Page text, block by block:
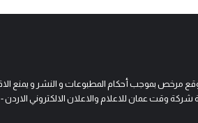
مرخص بموجب أحكام المطبوعات و النشر و يمنع
وقت عمان للاعلام والاعلان الالكتروني الاردن -